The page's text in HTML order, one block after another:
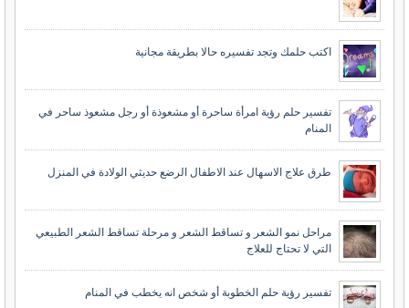
اكتب حلمك وتجد تفسيره حالا بطريقة مجانية
تفسير حلم رؤية امرأة ساحرة أو مشعوذة أو رجل مشعوذ ساحر في
المنام
طرق علاج الاسهال عند الاطفال الرضع حديثي الولادة في المنزل
مراحل نمو الشعر و تساقط الشعر و مرحلة تساقط الشعر الطبيعي
التي لا تحتاج للعلاج
تفسير رؤية حلم الخطوبة أو شخص انه يخطب في المنام